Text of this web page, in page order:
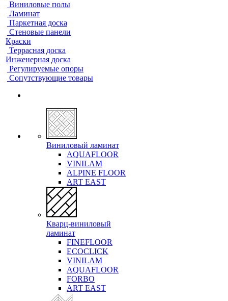
Виниловые полы
Ламинат
Паркетная доска
Стеновые панели
Краски
Террасная доска
Инженерная доска
Регулируемые опоры
Сопутствующие товары
Виниловый ламинат
AQUAFLOOR
VINILAM
ALPINE FLOOR
ART EAST
Кварц-виниловый
ламинат
FINEFLOOR
ECOCLICK
VINILAM
AQUAFLOOR
FORBO
ART EAST